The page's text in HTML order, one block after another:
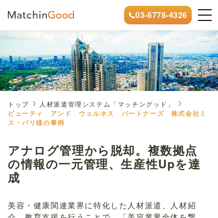
03-6778-4326
トップ
人材派遣管理システム「マッチングッド」
ビューティ アンド ウェルネス パートナーズ 株式会社ミ
ス・パリ様の事例
アナログ管理から脱却。複数拠点
の情報の一元管理、生産性Upを達
成
美容・健康関連業界に特化した人材派遣、人材紹